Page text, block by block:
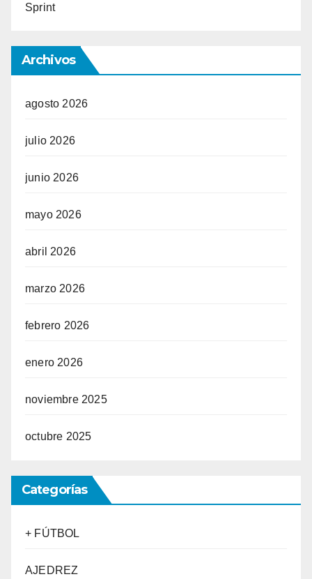
Sprint
Archivos
agosto 2026
julio 2026
junio 2026
mayo 2026
abril 2026
marzo 2026
febrero 2026
enero 2026
noviembre 2025
octubre 2025
Categorías
+ FÚTBOL
AJEDREZ